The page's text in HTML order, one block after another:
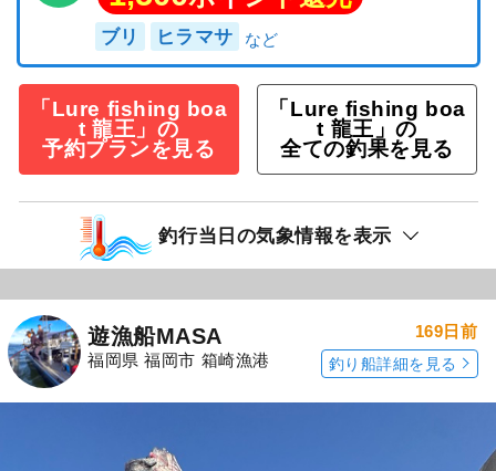
ブリ ヒラマサ
「Lure fishing boa
t 龍王」の
予約プランを見る
「Lure fishing boa
t 龍王」の
全ての釣果を見る
釣行当日の気象情報を表示
遊漁船MASA
福岡県 福岡市 箱崎漁港
169日前
釣り船詳細を見る